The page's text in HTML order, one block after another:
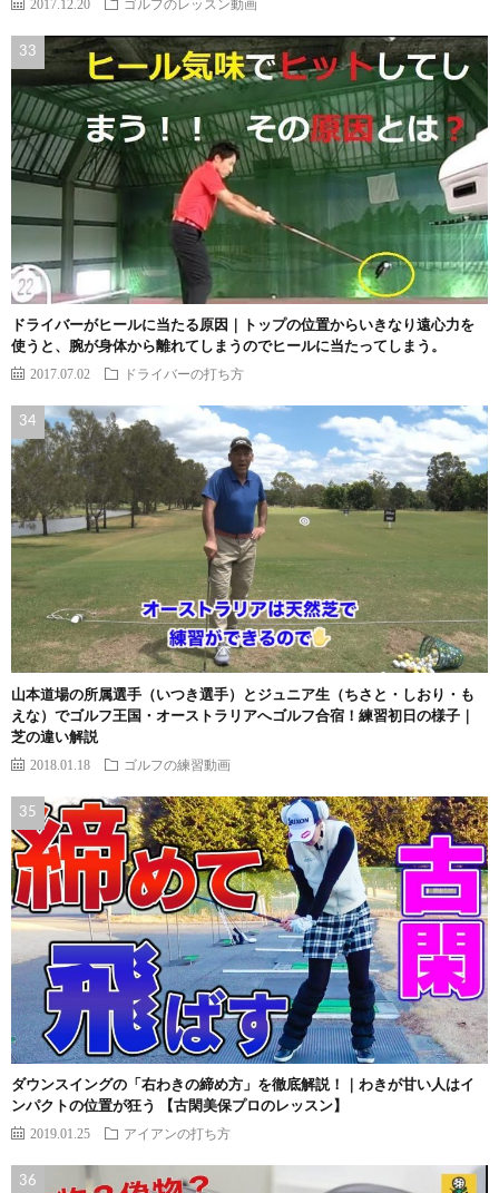
2017.12.20 ゴルフのレッスン動画
ドライバーがヒールに当たる原因｜トップの位置からいきなり遠心力を
使うと、腕が身体から離れてしまうのでヒールに当たってしまう。
2017.07.02 ドライバーの打ち方
山本道場の所属選手（いつき選手）とジュニア生（ちさと・しおり・も
えな）でゴルフ王国・オーストラリアへゴルフ合宿！練習初日の様子｜
芝の違い解説
2018.01.18 ゴルフの練習動画
ダウンスイングの「右わきの締め方」を徹底解説！｜わきが甘い人はイ
ンパクトの位置が狂う 【古閑美保プロのレッスン】
2019.01.25 アイアンの打ち方